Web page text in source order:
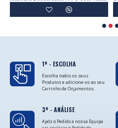
1º - ESCOLHA
Escolha todos os seus
Produtos e adicione-os ao seu
Carrinho de Orçamentos.
3º - ANÁLISE
Após o Pedido a nossa Equipa